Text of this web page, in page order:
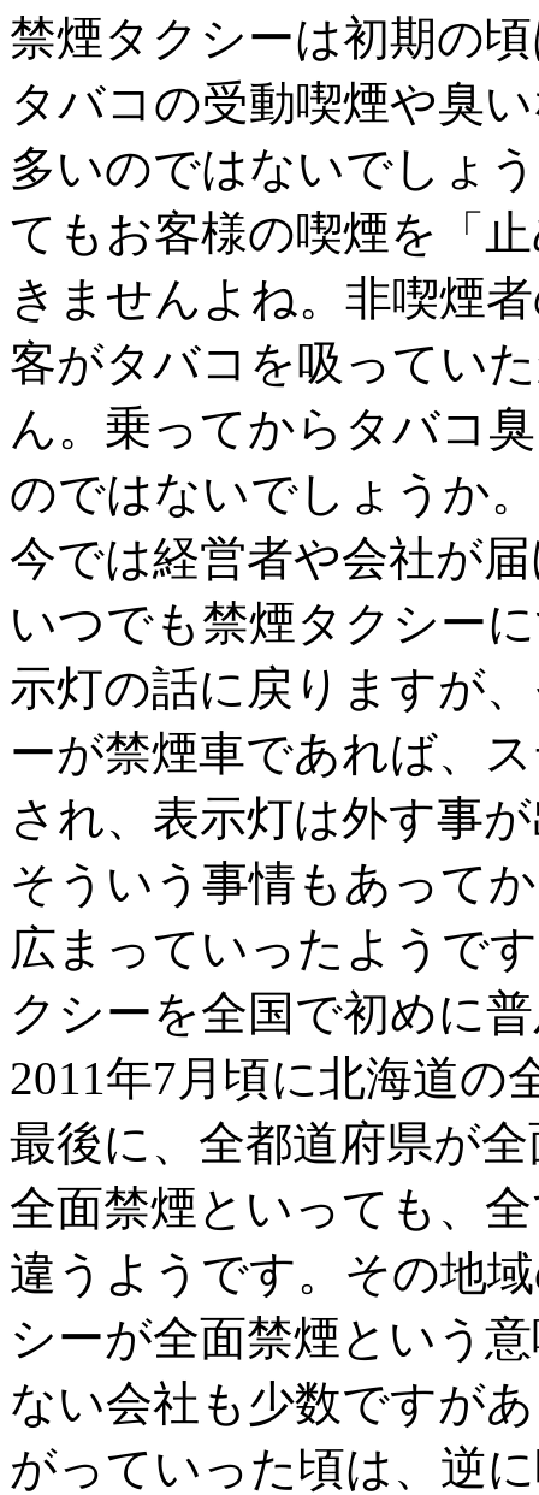
禁煙タクシーは初期の
タバコの受動喫煙や臭
多いのではないでしょ
てもお客様の喫煙を「
きませんよね。非喫煙
客がタバコを吸ってい
ん。乗ってからタバコ
のではないでしょうか。
今では経営者や会社が
いつでも禁煙タクシー
示灯の話に戻りますが
ーが禁煙車であれば、
され、表示灯は外す事
そういう事情もあって
広まっていったようで
クシーを全国で初めに
2011年7月頃に北海道の
最後に、全都道府県が
全面禁煙といっても、
違うようです。その地
シーが全面禁煙という
ない会社も少数ですが
がっていった頃は、逆